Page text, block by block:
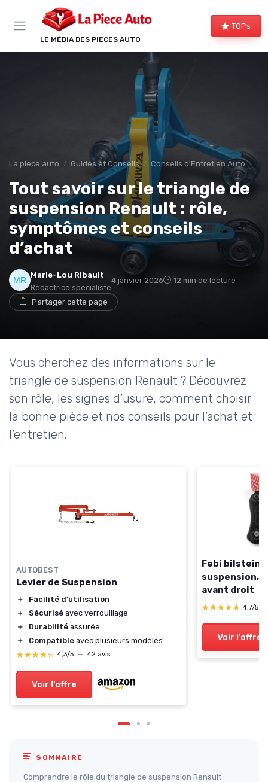
LE MÉDIA DES PIECES AUTO
TOPs
La piece auto Guides et Conseils Conseils d'Entretien Auto
Tout savoir sur le triangle de
suspension Renault : rôle,
symptômes et conseils
d’achat
Marie-Lou Ribault
Rédactrice spécialiste
4 janvier 2026 12 min de lecture
Partager cette page
Vous cherchez des informations sur le
triangle de suspension Renault ? Découvrez
son rôle, les signes d’usure, comment choisir
la bonne pièce et nos conseils pour l’achat et
l’entretien.
AUTOBEST
Levier de Suspension
＋
Facilité d'utilisation
＋
Sécurisé avec verrouillage
＋
Durabilité assurée
＋
Compatible avec plusieurs modèles
★★★★★
★★★★★ 4,3/5 — 42 avis
Voir l'offre
Febi bilstein
suspension,
avant droit
★★★★★
★★★★★ 4,7/5
Voir l'offre
SOMMAIRE
Comprendre le rôle du triangle de suspension Renault
Panneau de gestion des cookies